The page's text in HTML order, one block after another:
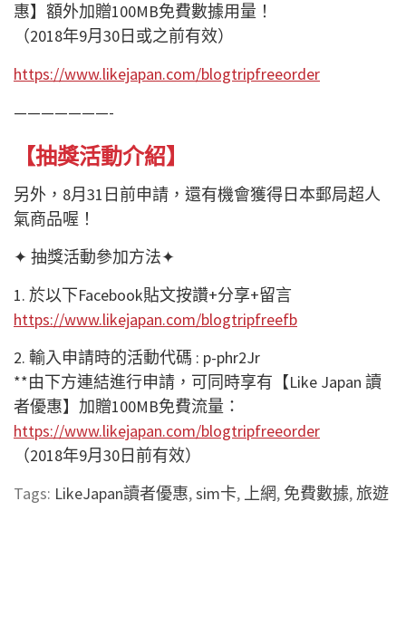
惠】額外加贈100MB免費數據用量！
（2018年9月30日或之前有效）
https://www.likejapan.com/blogtripfreeorder
———————-
【抽獎活動介紹】
另外，8月31日前申請，還有機會獲得日本郵局超人
氣商品喔！
✦ 抽獎活動參加方法✦
1. 於以下Facebook貼文按讚+分享+留言
https://www.likejapan.com/blogtripfreefb
2. 輸入申請時的活動代碼 : p-phr2Jr
**由下方連結進行申請，可同時享有【Like Japan 讀
者優惠】加贈100MB免費流量：
https://www.likejapan.com/blogtripfreeorder
（2018年9月30日前有效）
Tags: LikeJapan讀者優惠,sim卡, 上網, 免費數據, 旅遊